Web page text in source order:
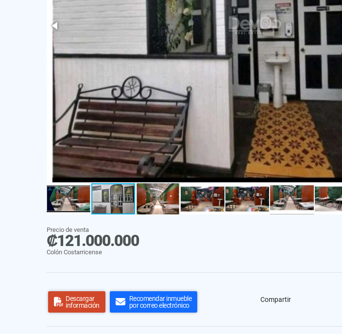
Precio de venta
₡121.000.000
Colón Costarricense
Descargar
información
Recomendar inmueble
por correo electrónico
Compartir